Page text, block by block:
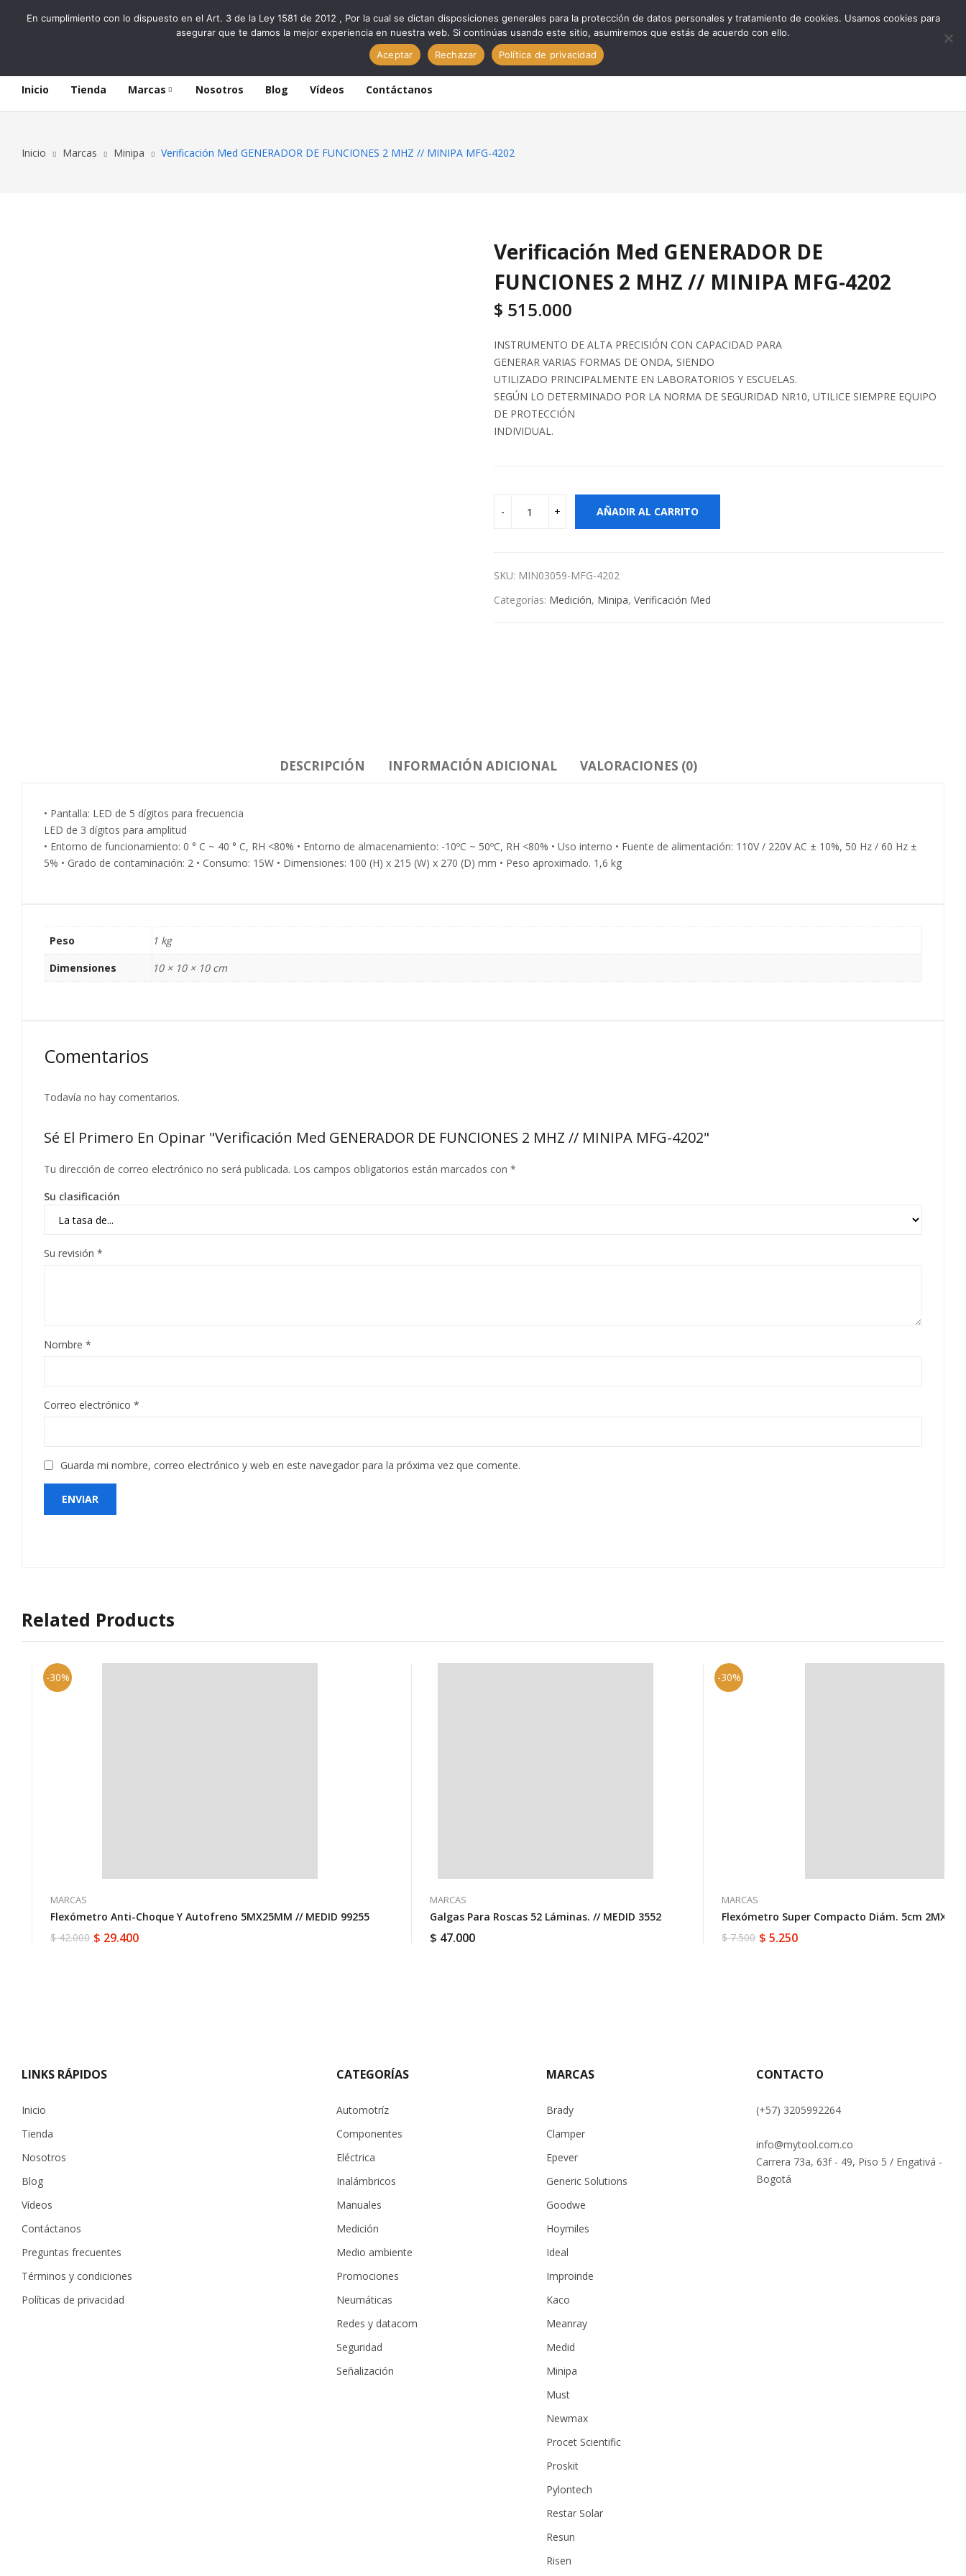
0
Inicio Tienda Marcas Nosotros Blog Vídeos Contáctanos
Inicio Marcas Minipa Verificación Med GENERADOR DE FUNCIONES 2 MHZ // MINIPA MFG-4202
Verificación Med GENERADOR DE
FUNCIONES 2 MHZ // MINIPA MFG-4202
$ 515.000
INSTRUMENTO DE ALTA PRECISIÓN CON CAPACIDAD PARA
GENERAR VARIAS FORMAS DE ONDA, SIENDO
UTILIZADO PRINCIPALMENTE EN LABORATORIOS Y ESCUELAS.
SEGÚN LO DETERMINADO POR LA NORMA DE SEGURIDAD NR10, UTILICE SIEMPRE EQUIPO
DE PROTECCIÓN
INDIVIDUAL.
AÑADIR AL CARRITO
SKU: MIN03059-MFG-4202
Categorías: Medición, Minipa, Verificación Med
DESCRIPCIÓN INFORMACIÓN ADICIONAL VALORACIONES (0)
• Pantalla: LED de 5 dígitos para frecuencia
LED de 3 dígitos para amplitud
• Entorno de funcionamiento: 0 ° C ~ 40 ° C, RH <80% • Entorno de almacenamiento: -10ºC ~ 50ºC, RH <80% • Uso interno • Fuente de alimentación: 110V / 220V AC ± 10%, 50 Hz / 60 Hz ±
5% • Grado de contaminación: 2 • Consumo: 15W • Dimensiones: 100 (H) x 215 (W) x 270 (D) mm • Peso aproximado. 1,6 kg
Peso
1 kg
Dimensiones
10 × 10 × 10 cm
Comentarios
Todavía no hay comentarios.
Sé El Primero En Opinar "Verificación Med GENERADOR DE FUNCIONES 2 MHZ // MINIPA MFG-4202"
Tu dirección de correo electrónico no será publicada. Los campos obligatorios están marcados con *
Su clasificación
Su revisión *
Nombre *
Correo electrónico *
Guarda mi nombre, correo electrónico y web en este navegador para la próxima vez que comente.
Related Products
-30%
MARCAS
Flexómetro Anti-Choque Y Autofreno 5MX25MM // MEDID 99255
$42.000
El $ 29.400
El
MARCAS
Galgas Para Roscas 52 Láminas. // MEDID 3552
$ 47.000
-30%
MARCAS
Flexómetro Super Compacto Diám. 5cm
$7.500
El $ 5.250
El
LINKS RÁPIDOS
Inicio
Tienda
Nosotros
Blog
Vídeos
Contáctanos
Preguntas frecuentes
Términos y condiciones
Políticas de privacidad
CATEGORÍAS
Automotríz
Componentes
Eléctrica
Inalámbricos
Manuales
Medición
Medio ambiente
Promociones
Neumáticas
Redes y datacom
Seguridad
Señalización
MARCAS
Brady
Clamper
Epever
Generic Solutions
Goodwe
Hoymiles
Ideal
Improinde
Kaco
Meanray
Medid
Minipa
Must
Newmax
Procet Scientific
Proskit
Pylontech
Restar Solar
Resun
Risen
CONTACTO
(+57) 3205992264
info@mytool.com.co
Carrera 73a, 63f - 49, Piso 5 / Engativá -
Bogotá
En cumplimiento con lo dispuesto en el Art. 3 de la Ley 1581 de 2012 , Por la cual se dictan disposiciones generales para la protección de datos personales y tratamiento de cookies. Usamos cookies para
asegurar que te damos la mejor experiencia en nuestra web. Si continúas usando este sitio, asumiremos que estás de acuerdo con ello.
Aceptar
Rechazar Política de privacidad